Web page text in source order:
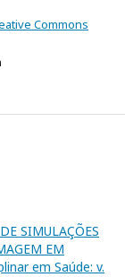
Commons
SIMULAÇÕES
EM
em Saúde: v.